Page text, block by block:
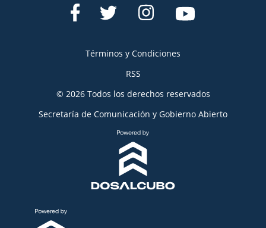
Términos y Condiciones
RSS
© 2026 Todos los derechos reservados
Secretaría de Comunicación y Gobierno Abierto